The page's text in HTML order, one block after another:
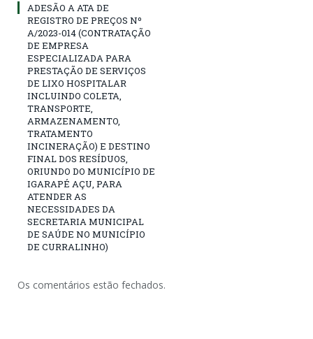
ADESÃO A ATA DE
REGISTRO DE PREÇOS Nº
A/2023-014 (CONTRATAÇÃO
DE EMPRESA
ESPECIALIZADA PARA
PRESTAÇÃO DE SERVIÇOS
DE LIXO HOSPITALAR
INCLUINDO COLETA,
TRANSPORTE,
ARMAZENAMENTO,
TRATAMENTO
INCINERAÇÃO) E DESTINO
FINAL DOS RESÍDUOS,
ORIUNDO DO MUNICÍPIO DE
IGARAPÉ AÇU, PARA
ATENDER AS
NECESSIDADES DA
SECRETARIA MUNICIPAL
DE SAÚDE NO MUNICÍPIO
DE CURRALINHO)
Os comentários estão fechados.